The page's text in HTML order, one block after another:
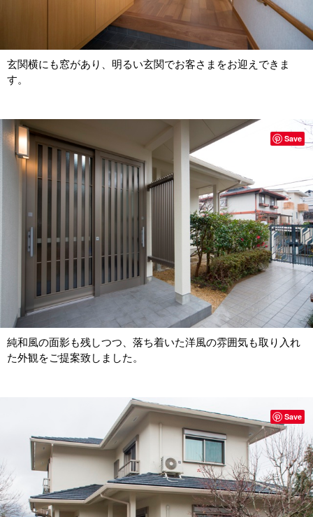
玄関横にも窓があり、明るい玄関でお客さまをお迎えできま
す。
純和風の面影も残しつつ、落ち着いた洋風の雰囲気も取り入れ
た外観をご提案致しました。
Save
Save